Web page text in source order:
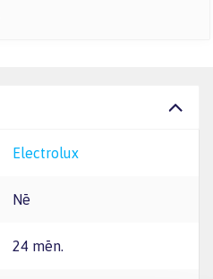
Electrolux
Nē
24 mēn.